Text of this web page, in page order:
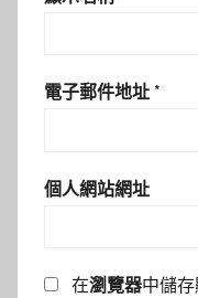
電子郵件地址 *
個人網站網址
在瀏覽器中儲